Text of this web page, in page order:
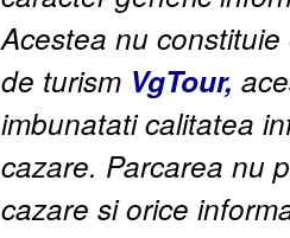
Acestea nu
de turism VgTour,
imbunatati calitatea
cazare. Parcarea nu
cazare si orice